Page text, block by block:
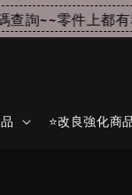
詢~~零件上都有料
⭐改良強化商